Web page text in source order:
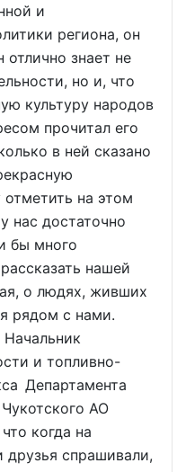
и
региона, он
знает не
но и, что
культуру народов
прочитал его
в ней сказано
на этом
нас достаточно
бы много
нашей
о людях, живших
рядом с нами.
и топливно-
Департамента
АО
когда на
друзья спрашивали,